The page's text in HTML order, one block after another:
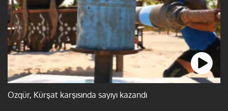
Özgür, Kürşat karşısında sayıyı kazandı